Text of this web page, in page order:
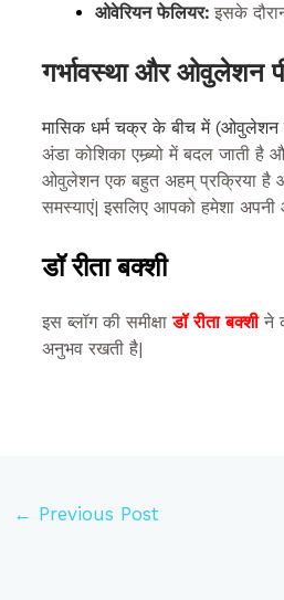
ओवेरियन फेलियर: इसके
गर्भावस्थाऔरओवुलेशन
मासिक धर्म चक्र के बीच में (ओवुलेशन
अंडा कोशिका एम्ब्र्यो में बदल जाती है
ओवुलेशन एक बहुत अहम् प्रक्रिया है
समस्याएं| इसलिए आपको हमेशा अपनी
डॉ रीता बक्शी
इस ब्लॉग की समीक्षाडॉ रीता बक्शी ने
अनुभव रखती है|
← Previous Post